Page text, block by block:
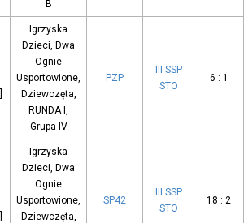
B
Igrzyska
Dzieci, Dwa
Ognie
Usportowione,
Dziewczęta,
RUNDA I,
Grupa IV
PZP
III SSP
STO
6 : 1
Igrzyska
Dzieci, Dwa
Ognie
Usportowione,
Dziewczęta,
SP42
III SSP
STO
18 : 2